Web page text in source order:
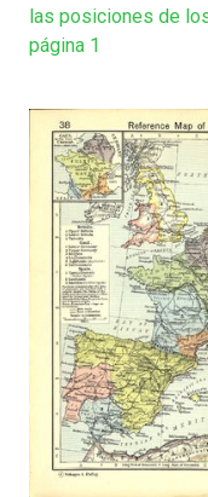
las posiciones de
página 1